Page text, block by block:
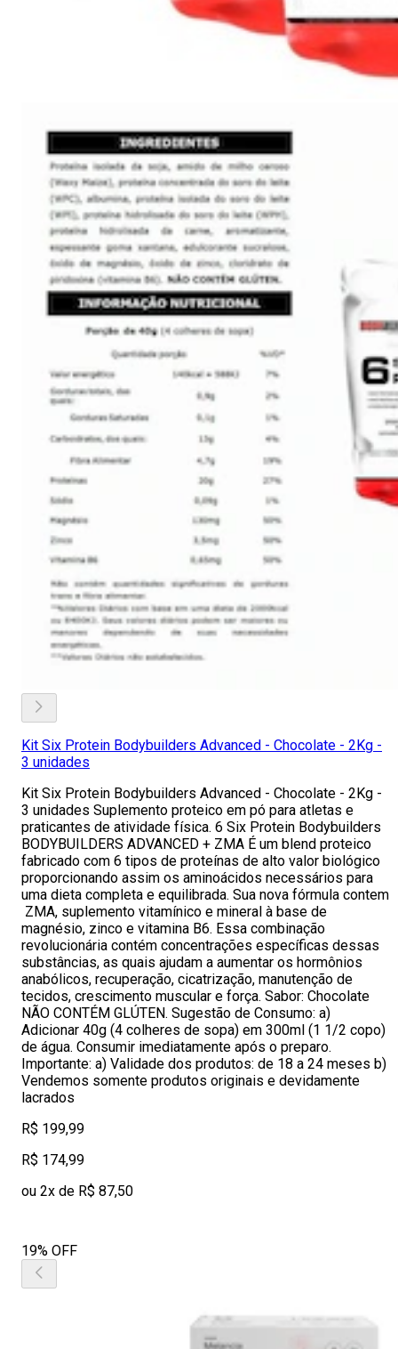
Kit Six Protein Bodybuilders Advanced - Chocolate - 2Kg -
3 unidades
Kit Six Protein Bodybuilders Advanced - Chocolate - 2Kg -
3 unidades Suplemento proteico em pó para atletas e
praticantes de atividade física. 6 Six Protein Bodybuilders
BODYBUILDERS ADVANCED + ZMA É um blend proteico
fabricado com 6 tipos de proteínas de alto valor biológico
proporcionando assim os aminoácidos necessários para
uma dieta completa e equilibrada. Sua nova fórmula contem
ZMA, suplemento vitamínico e mineral à base de
magnésio, zinco e vitamina B6. Essa combinação
revolucionária contém concentrações específicas dessas
substâncias, as quais ajudam a aumentar os hormônios
anabólicos, recuperação, cicatrização, manutenção de
tecidos, crescimento muscular e força. Sabor: Chocolate
NÃO CONTÉM GLÚTEN. Sugestão de Consumo: a)
Adicionar 40g (4 colheres de sopa) em 300ml (1 1/2 copo)
de água. Consumir imediatamente após o preparo.
Importante: a) Validade dos produtos: de 18 a 24 meses b)
Vendemos somente produtos originais e devidamente
lacrados
R$ 199,99
R$ 174,99
ou 2x de R$ 87,50
19% OFF